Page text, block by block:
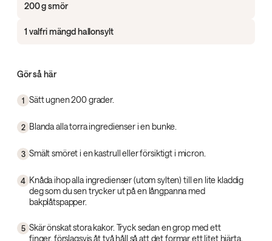
200 g smör
1 valfri mängd hallonsylt
Gör så här
1 Sätt ugnen 200 grader.
2 Blanda alla torra ingredienser i en bunke.
3 Smält smöret i en kastrull eller försiktigt i micron.
4 Knåda ihop alla ingredienser (utom sylten) till en lite kladdig
deg som du sen trycker ut på en långpanna med
bakplåtspapper.
5 Skär önskat stora kakor. Tryck sedan en grop med ett
finger, förslagsvis åt två håll så att det formar ett litet hjärta.